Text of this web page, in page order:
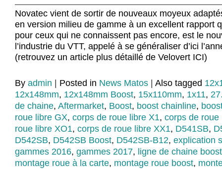
Novatec vient de sortir de nouveaux moyeux
en version milieu de gamme à un excellent rapport
pour ceux qui ne connaissent pas encore, est le
l’industrie du VTT, appelé à se généraliser d’ici
(retrouvez un article plus détaillé de Velovert ICI)
By admin Posted in News Matos Also tagged
12x148mm, 12x148mm Boost, 15x110mm, 1x11,
de chaine, Aftermarket, Boost, boost chainline,
roue libre GX, corps de roue libre X1, corps de roue
roue libre XO1, corps de roue libre XX1, D541SB,
D542SB, D542SB Boost, D542SB-B12, explication
gammes 2016, gammes 2017, ligne de chaine boost
montage roue à la carte, montage roue boost,